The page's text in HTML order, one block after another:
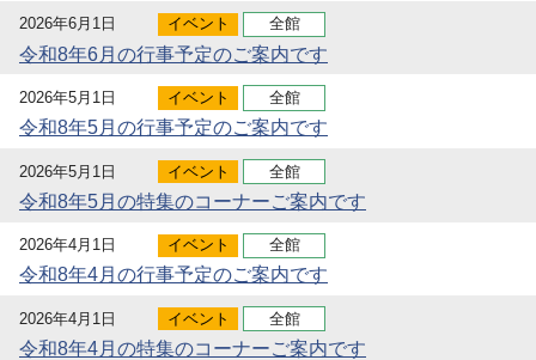
2026年6月1日 イベント 全館
令和8年6月の行事予定のご案内です
2026年5月1日 イベント 全館
令和8年5月の行事予定のご案内です
2026年5月1日 イベント 全館
令和8年5月の特集のコーナーご案内です
2026年4月1日 イベント 全館
令和8年4月の行事予定のご案内です
2026年4月1日 イベント 全館
令和8年4月の特集のコーナーご案内です